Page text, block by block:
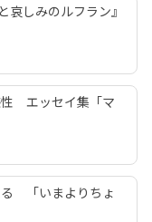
しみのルフラン』
性 エッセイ集「マ
る 「いまよりちょ